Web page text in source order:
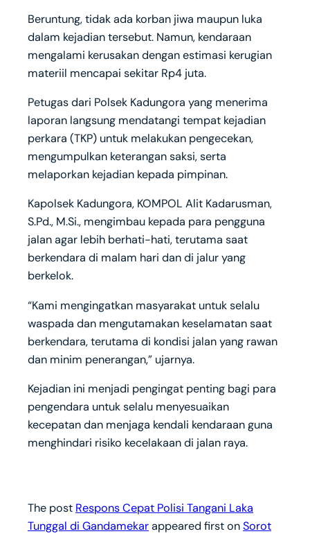
Beruntung, tidak ada korban jiwa maupun luka
dalam kejadian tersebut. Namun, kendaraan
mengalami kerusakan dengan estimasi kerugian
materiil mencapai sekitar Rp4 juta.
Petugas dari Polsek Kadungora yang menerima
laporan langsung mendatangi tempat kejadian
perkara (TKP) untuk melakukan pengecekan,
mengumpulkan keterangan saksi, serta
melaporkan kejadian kepada pimpinan.
Kapolsek Kadungora, KOMPOL Alit Kadarusman,
S.Pd., M.Si., mengimbau kepada para pengguna
jalan agar lebih berhati-hati, terutama saat
berkendara di malam hari dan di jalur yang
berkelok.
“Kami mengingatkan masyarakat untuk selalu
waspada dan mengutamakan keselamatan saat
berkendara, terutama di kondisi jalan yang rawan
dan minim penerangan,” ujarnya.
Kejadian ini menjadi pengingat penting bagi para
pengendara untuk selalu menyesuaikan
kecepatan dan menjaga kendali kendaraan guna
menghindari risiko kecelakaan di jalan raya.
The post Respons Cepat Polisi Tangani Laka
Tunggal di Gandamekarappeared first onSorot